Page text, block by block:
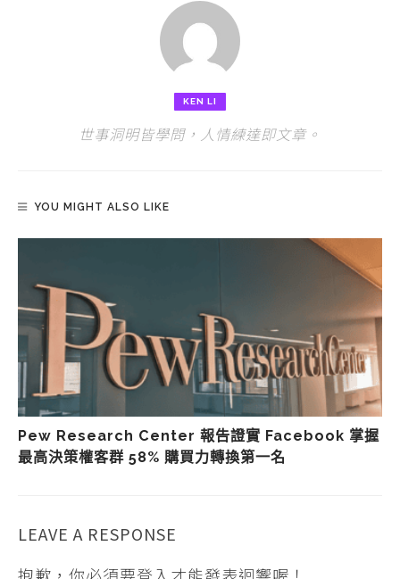
KEN LI
世事洞明皆學問，人情練達即文章。
YOU MIGHT ALSO LIKE
Pew Research Center 報告證實 Facebook 掌握
最高決策權客群 58% 購買力轉換第一名
LEAVE A RESPONSE